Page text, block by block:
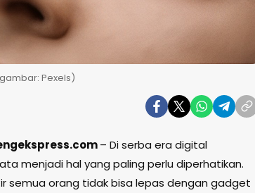
Pexels)
– Di serba era digital
menjadi hal yang paling perlu diperhatikan.
semua orang tidak bisa lepas dengan gadget